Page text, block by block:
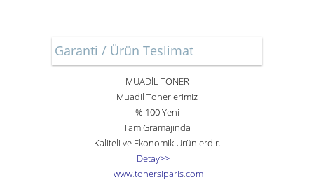
Garanti / Ürün Teslimat
MUADİL TONER
Muadil Tonerlerimiz
% 100 Yeni
Tam Gramajında
Kaliteli ve Ekonomik Ürünlerdir.
Detay>>
www.tonersiparis.com